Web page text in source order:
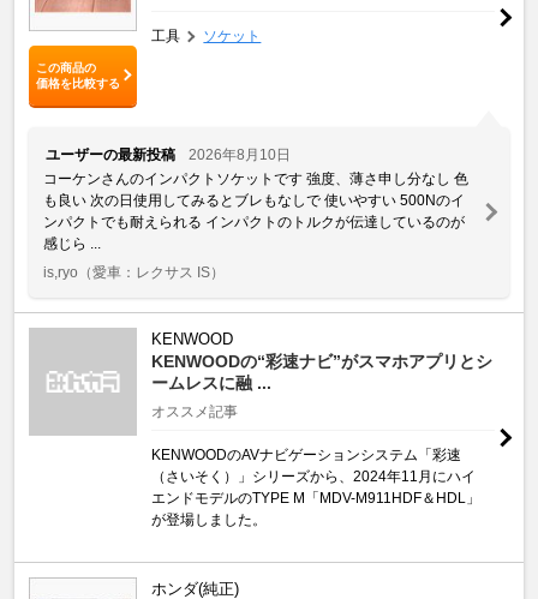
この商品の
価格を比較する
工具 ソケット
ユーザーの最新投稿
2026年8月10日
コーケンさんのインパクトソケットです 強度、薄さ申し分なし 色
も良い 次の日使用してみるとブレもなしで 使いやすい 500Nのイ
ンパクトでも耐えられる インパクトのトルクが伝達しているのが
感じら ...
is,ryo （愛車：レクサス IS）
KENWOOD
KENWOODの“彩速ナビ”がスマホアプリとシ
ームレスに融 ...
オススメ記事
KENWOODのAVナビゲーションシステム「彩速
（さいそく）」シリーズから、2024年11月にハイ
エンドモデルのTYPE M「MDV-M911HDF＆HDL」
が登場しました。
ホンダ(純正)